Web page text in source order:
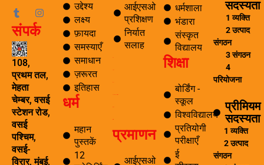
a
c
e
b
o
o
k
-
f
i
t
u
m
b
l
r
s
a
m
संपर्क
108,
प्रथम तल,
मेहता
चेम्बर, वसई
स्टेशन रोड,
वसई
पश्चिम,
वसई-
विरार, मुंबई,
उद्देश्य
लक्ष्य
फ़ायदा
समस्याएँ
समाधान
ज़रूरत
इतिहास
धर्म
महान
पुस्तकें
12
आईएसओ
प्रशिक्षण
निर्यात
सलाह
प्रमाणन
आईएसओ
धर्मशाला
भंडारा
संस्कृत
विद्यालय
शिक्षा
बोर्डिंग -
स्कूल
विश्वविद्यालय
प्रतियोगी
परीक्षाएँ
ई
सदस्यता
1 व्यक्ति
2 उत्पाद
संगठन
3 संगठन
4
परियोजना
प्रीमियम
सदस्यता
1 व्यक्ति
2 उत्पाद
संगठन